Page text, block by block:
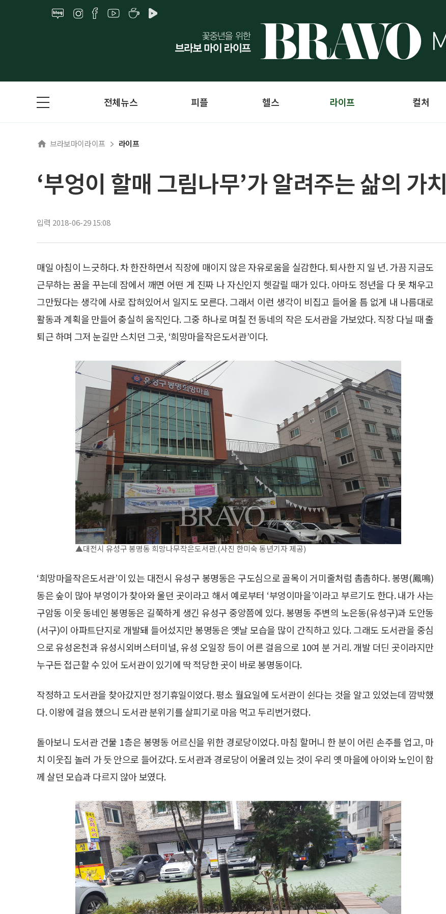
전체뉴스 피플 헬스 라이프 컬처
브라보마이라이프 라이프
‘부엉이 할매 그림나무’가 알려주는 삶의 가치
입력 2018-06-29 15:08
매일 아침이 느긋하다. 차 한잔하면서 직장에 매이지 않은 자유로움을 실감한다. 퇴사한 지 일 년. 가끔 지금도
근무하는 꿈을 꾸는데 잠에서 깨면 어떤 게 진짜 나 자신인지 헷갈릴 때가 있다. 아마도 정년을 다 못 채우고
그만뒀다는 생각에 사로 잡혀있어서 일지도 모른다. 그래서 이런 생각이 비집고 들어올 틈 없게 내 나름대로
활동과 계획을 만들어 충실히 움직인다. 그중 하나로 며칠 전 동네의 작은 도서관을 가보았다. 직장 다닐 때 출
퇴근 하며 그저 눈길만 스치던 그곳, ‘희망마을작은도서관’이다.
▲대전시 유성구 봉명동 희망나무작은도서관.(사진 한미숙 동년기자 제공)
‘희망마을작은도서관’이 있는 대전시 유성구 봉명동은 구도심으로 골목이 거미줄처럼 촘촘하다. 봉명(鳳鳴)
동은 숲이 많아 부엉이가 찾아와 울던 곳이라고 해서 예로부터 ‘부엉이마을’이라고 부르기도 한다. 내가 사는
구암동 이웃 동네인 봉명동은 길쭉하게 생긴 유성구 중앙쯤에 있다. 봉명동 주변의 노은동(유성구)과 도안동
(서구)이 아파트단지로 개발돼 들어섰지만 봉명동은 옛날 모습을 많이 간직하고 있다. 그래도 도서관을 중심
으로 유성온천과 유성시외버스터미널, 유성 오일장 등이 어른 걸음으로 10여 분 거리. 개발 더딘 곳이라지만
누구든 접근할 수 있어 도서관이 있기에 딱 적당한 곳이 바로 봉명동이다.
작정하고 도서관을 찾아갔지만 정기휴일이었다. 평소 월요일에 도서관이 쉰다는 것을 알고 있었는데 깜박했
다. 이왕에 걸음 했으니 도서관 분위기를 살피기로 마음 먹고 두리번거렸다.
돌아보니 도서관 건물 1층은 봉명동 어르신을 위한 경로당이었다. 마침 할머니 한 분이 어린 손주를 업고, 마
치 이웃집 놀러 가 듯 안으로 들어갔다. 도서관과 경로당이 어울려 있는 것이 우리 옛 마을에 아이와 노인이 함
께 살던 모습과 다르지 않아 보였다.